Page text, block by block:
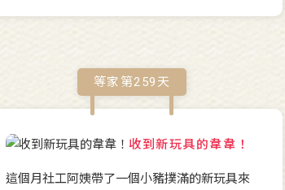
等家第259 天
收到新玩具的韋韋！
這個月社工阿姨帶了一個小豬撲滿的新玩具來